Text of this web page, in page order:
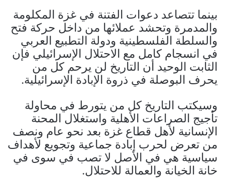
بينما تتصاعد دعوات الفتنة في غزة المكلومة
والمدمرة وتحشد عملائها من داخل حركة فتح
والسلطة الفلسطينية ودولة التطبيع العربي
في انسجام كامل مع الاحتلال الإسرائيلي فإن
الثابت الوحيد أن التاريخ لن يرحم كل من
يحرف البوصلة في ذروة الإبادة الإسرائيلية.
وسيكتب التاريخ كل من يتورط في محاولة
تأجيج الصراعات الأهلية واستغلال المحنة
الإنسانية لأهل قطاع غزة بعد نحو عام ونصف
من تعرض لحرب إبادة جماعية وتجويع لأهداف
سياسية هي في الأصل لا تصب في سوى في
خانة الخيانة والعمالة للاحتلال.